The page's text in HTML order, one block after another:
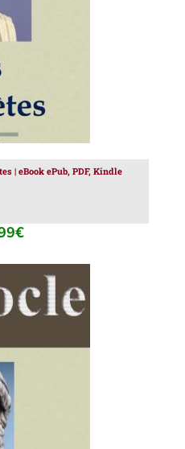
| eBook ePub, PDF, Kindle
€
/